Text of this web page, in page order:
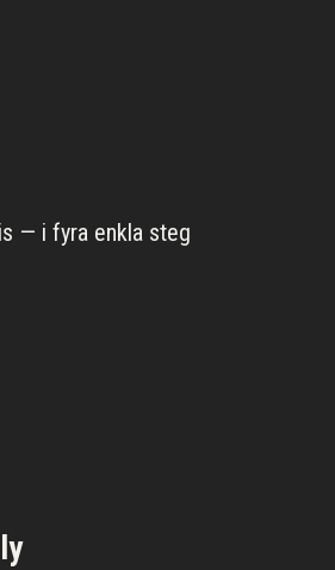
— i fyra enkla steg